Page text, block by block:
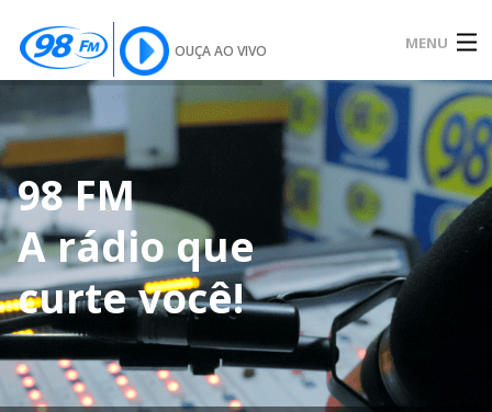
OUÇA AO VIVO MENU
INÍCIO
SOBRE
NOTÍCIAS
PODCAST
98FM
Arádioque
curtevocê!